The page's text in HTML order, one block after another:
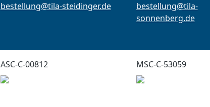
bestellung@tila-steidinger.de
bestellung@tila-
sonnenberg.de
ASC-C-00812 MSC-C-53059